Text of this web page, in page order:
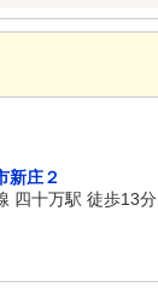
新庄２
四十万駅 徒歩13分